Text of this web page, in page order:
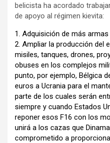
belicista ha acordado
de apoyo al régimen kievita:
1. Adquisición de más
2. Ampliar la producción del
misiles, tanques, drones,
obuses en los complejos
punto, por ejemplo, Bélgica
euros a Ucrania para el
parte de los cuales serán
siempre y cuando Estados
reponer esos F16 con los
unirá a los cazas que
comprometido a